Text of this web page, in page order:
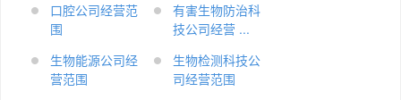
口腔公司经营范
围
有害生物防治科
技公司经营 ...
生物能源公司经
营范围
生物检测科技公
司经营范围